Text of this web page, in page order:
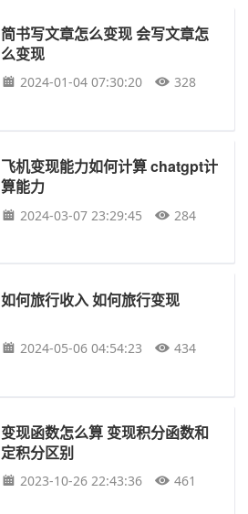
简书写文章怎么变现 会写文章怎
么变现
2024-01-04 07:30:20 328
飞机变现能力如何计算 chatgpt计
算能力
2024-03-07 23:29:45 284
如何旅行收入 如何旅行变现
2024-05-06 04:54:23 434
变现函数怎么算 变现积分函数和
定积分区别
2023-10-26 22:43:36 461